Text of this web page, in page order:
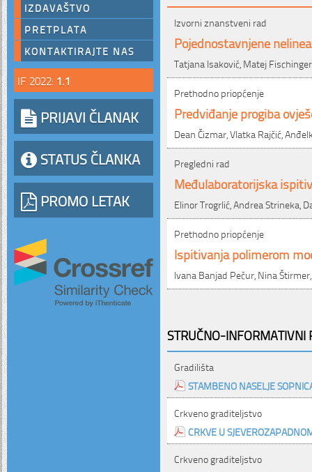
IZDAVAŠTVO
PRETPLATA
KONTAKTIRAJTE NAS
IF 2022: 1.1
PRIJAVI ČLANAK
STATUS ČLANKA
PROMO LETAK
Izvorni znanstveni rad
Pojednostavnjene
Tatjana Isaković, Matej Fischinger
Prethodno priopćenje
Predviđanje progiba
Dean Čizmar, Vlatka Rajčić,
Pregledni rad
Međulaboratorijska
Elinor Trogrlić, Andrea Strineka,
Prethodno priopćenje
Ispitivanja polimerom
Ivana Banjad Pečur, Nina
STRUČNO-INFORMATIVNI
Gradilišta
STAMBENO NASELJE
Crkveno graditeljstvo
CRKVE U
Crkveno graditeljstvo